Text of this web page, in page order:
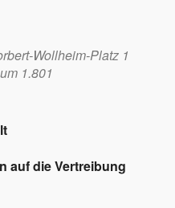
Wollheim-Platz 1
1.801
auf die Vertreibung